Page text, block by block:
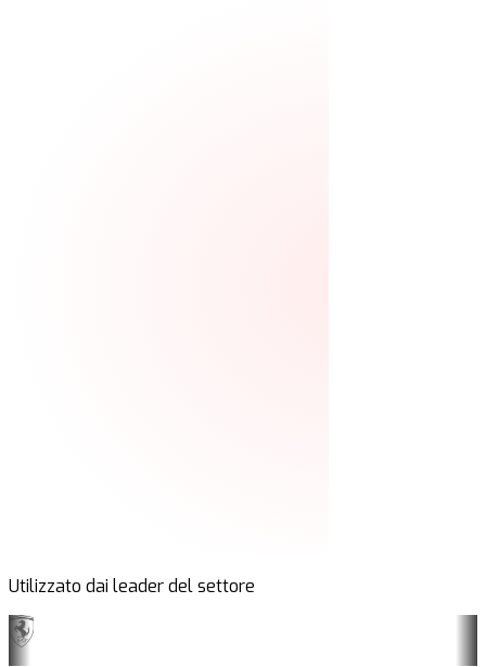
Utilizzato dai leader del settore